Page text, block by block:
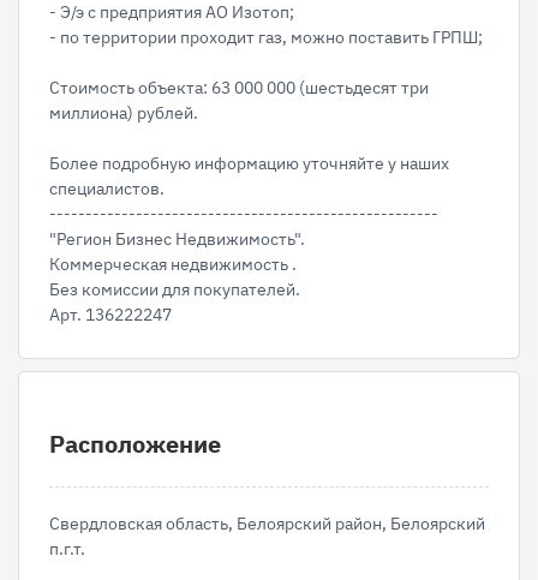
- Э/э с предприятия АО Изотоп;
- по территории проходит газ, можно поставить ГРПШ;
Стоимость объекта: 63 000 000 (шестьдесят три
миллиона) рублей.
Более подробную информацию уточняйте у наших
специалистов.
------------------------------------------------------
"Регион Бизнес Недвижимость".
Коммерческая недвижимость .
Без комиссии для покупателей.
Арт. 136222247
Расположение
Свердловская область, Белоярский район, Белоярский
п.г.т.